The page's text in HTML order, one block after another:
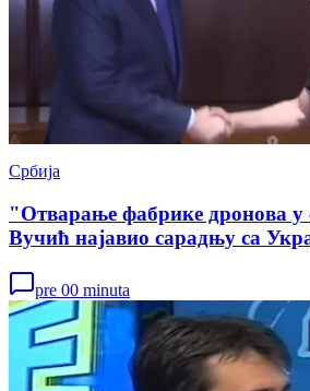
Србија
"Отварање фабрике дронова у
Вучић најавио сарадњу са
pre 00 minuta